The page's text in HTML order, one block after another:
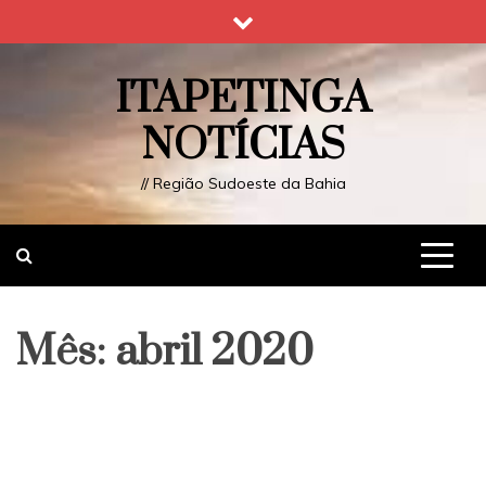
to
ITAPETINGA
NOTÍCIAS
// Região Sudoeste da Bahia
Mês: abril 2020